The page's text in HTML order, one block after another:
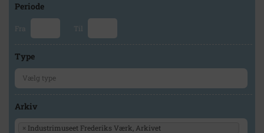
Periode
Fra Til
Type
Arkiv
× Industrimuseet Frederiks Værk, Arkivet